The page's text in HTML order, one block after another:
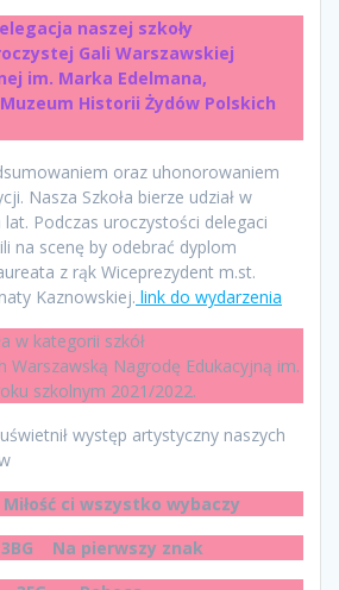
naszej szkoły
Gali Warszawskiej
im. Marka Edelmana,
Historii Żydów Polskich
oraz uhonorowaniem
Nasza Szkoła bierze udział w
Podczas uroczystości delegaci
na scenę by odebrać dyplom
z rąk Wiceprezydent m.st.
Kaznowskiej. link do wydarzenia
w kategorii szkół
Warszawską Nagrodę Edukacyjną im.
szkolnym 2021/2022.
występ artystyczny naszych
ci wszystko wybaczy
Na pierwszy znak